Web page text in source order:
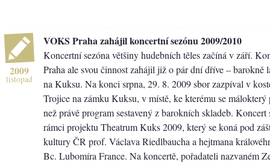
2009
listopad
VOKS Praha zahájil koncertní sezónu 2009/2010
Koncertní sezóna většiny hudebních těles začíná v září.
Praha ale svou činnost zahájil již o pár dní dříve – barokně
na Kuksu. Na konci srpna, 29. 8. 2009 sbor zazpíval v
Trojice na zámku Kuksu, v místě, ke kterému se
než právě program sestavený z barokních skladeb.
rámci projektu Theatrum Kuks 2009, který se koná pod
kultury ČR prof. Václava Riedlbaucha a hejtmana
Bc. Lubomíra France. Na koncertě, pořadateli nazvaném